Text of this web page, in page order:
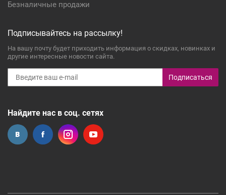
Безналичные продажи
Подписывайтесь на рассылку!
На вашу почту будет приходить информация о скидках, новинках и
другие интересные новости сайта.
Подписаться
Найдите нас в соц. сетях